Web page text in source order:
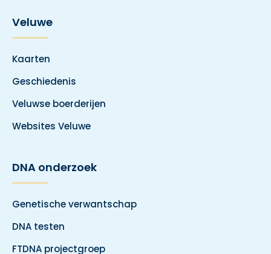
Veluwe
Kaarten
Geschiedenis
Veluwse boerderijen
Websites Veluwe
DNA onderzoek
Genetische verwantschap
DNA testen
FTDNA projectgroep